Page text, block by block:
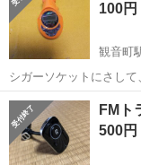
100円
観音町
シガーソケットにさして
ます。 音楽はfmラジオ
福井 吉田郡 観
FMト
500円